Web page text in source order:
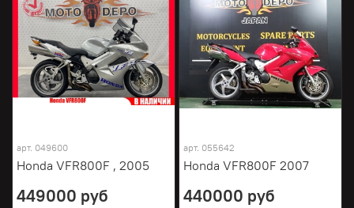
арт. 049600
Honda VFR800F , 2005
449000 руб
арт. 055642
Honda VFR800F 2007
440000 руб